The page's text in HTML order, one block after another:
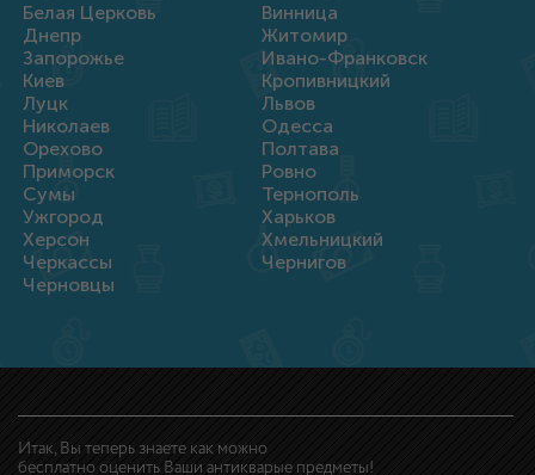
Белая Церковь
Винница
Днепр
Житомир
Запорожье
Ивано-Франковск
Киев
Кропивницкий
Луцк
Львов
Николаев
Одесса
Орехово
Полтава
Приморск
Ровно
Сумы
Тернополь
Ужгород
Харьков
Херсон
Хмельницкий
Черкассы
Чернигов
Черновцы
Итак, Вы теперь знаете как можно
бесплатно оценить Ваши антикварые предметы!